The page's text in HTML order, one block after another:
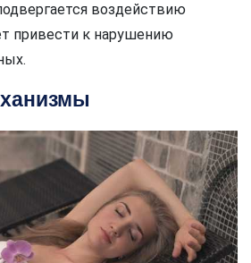
воздействию
привести к нарушению